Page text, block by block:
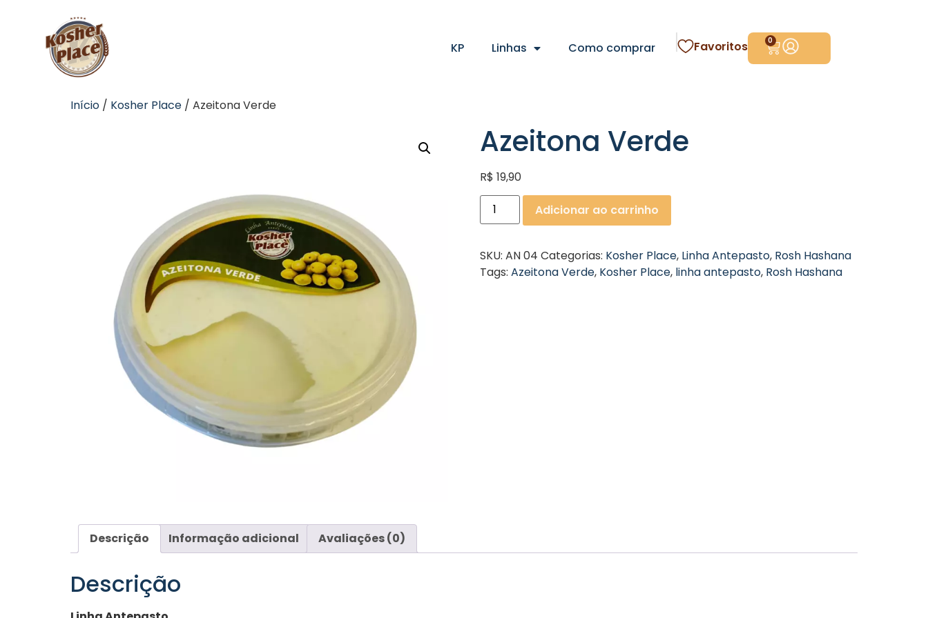
KP Linhas Como comprar Favoritos 0
Início / Kosher Place / Azeitona Verde
Azeitona Verde
R$ 19,90
Adicionar ao carrinho
SKU: AN 04 Categorias: Kosher Place, Linha Antepasto, Rosh Hashana
Tags: Azeitona Verde, Kosher Place, linha antepasto, Rosh Hashana
Descrição Informação adicional Avaliações (0)
Descrição